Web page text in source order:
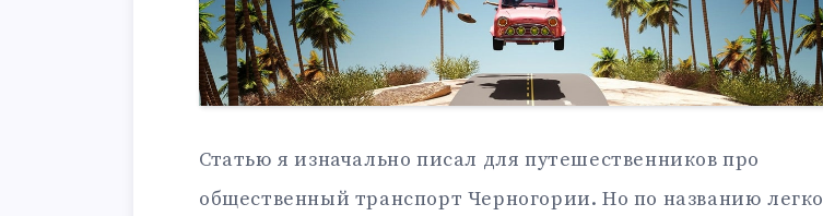
Статью я изначально писал для путешественников про
общественный транспорт Черногории. Но по названию легко